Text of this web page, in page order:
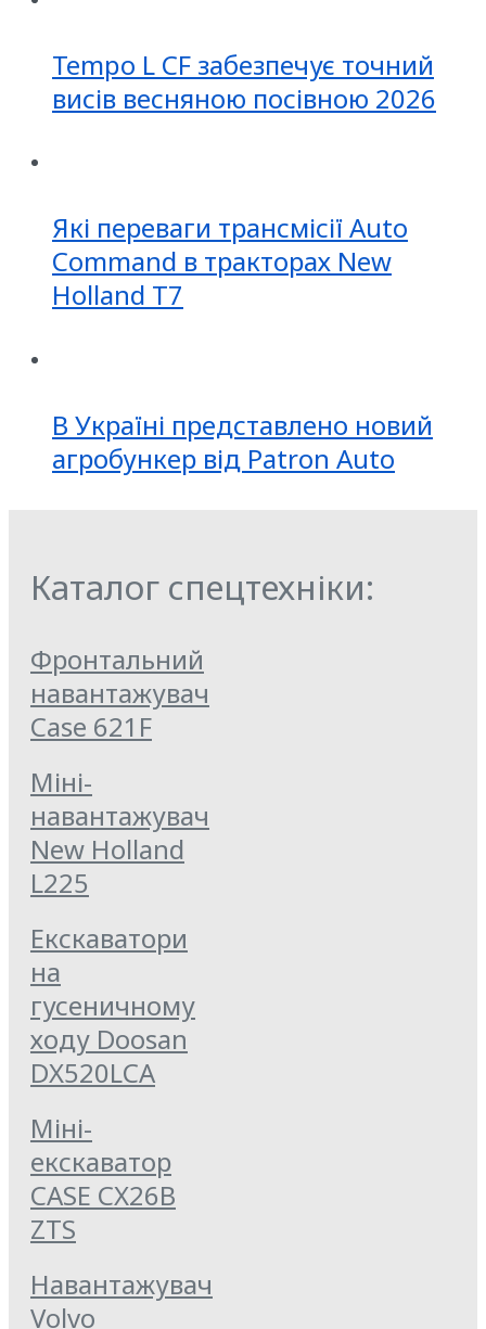
Tempo L CF забезпечує точний
висів весняною посівною 2026
Які переваги трансмісії Auto
Command в тракторах New
Holland T7
В Україні представлено новий
агробункер від Patron Auto
Каталог спецтехніки:
Фронтальний
навантажувач
Case 621F
Міні-
навантажувач
New Holland
L225
Екскаватори
на
гусеничному
ходу Doosan
DX520LCA
Міні-
екскаватор
CASE CX26B
ZTS
Навантажувач
Volvo